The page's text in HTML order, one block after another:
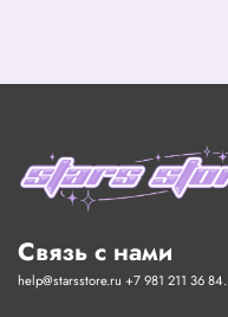
Связь с нами
help@starsstore.ru +7 981 211 36 84.